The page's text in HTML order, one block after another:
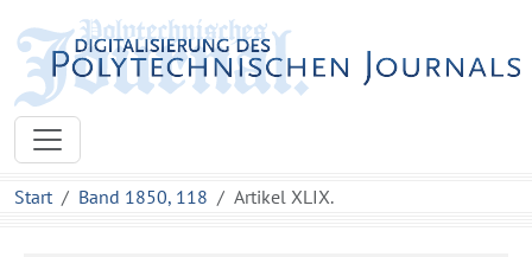
Start Band 1850, 118 Artikel XLIX.